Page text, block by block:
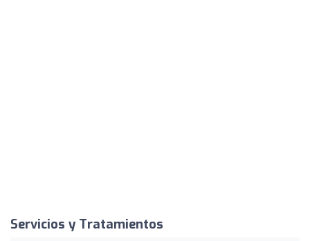
Servicios y Tratamientos